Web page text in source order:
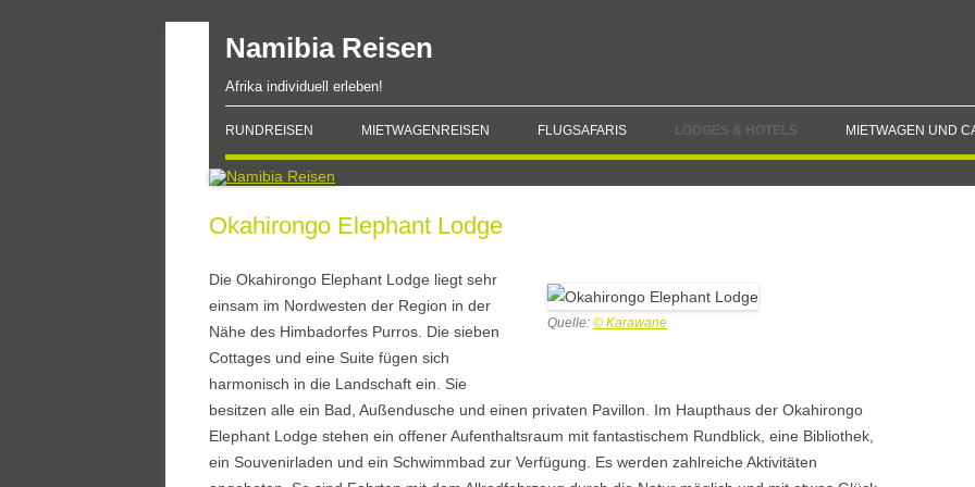
Inhalt
springen
Namibia Reisen
Afrika individuell erleben!
RUNDREISEN MIETWAGENREISEN FLUGSAFARIS LODGES & HOTELS
SUSUWE
ONGUMA
KALAHARI
KAOKOVELD
MIETWAGEN UND
Okahirongo Elephant Lodge
Quelle: © Karawane
Die Okahirongo Elephant Lodge liegt sehr
einsam im Nordwesten der Region in der
Nähe des Himbadorfes Purros. Die sieben
Cottages und eine Suite fügen sich
harmonisch in die Landschaft ein. Sie
besitzen alle ein Bad, Außendusche und einen privaten Pavillon. Im Haupthaus der Okahirongo
Elephant Lodge stehen ein offener Aufenthaltsraum mit fantastischem Rundblick, eine Bibliothek,
ein Souvenirladen und ein Schwimmbad zur Verfügung. Es werden zahlreiche Aktivitäten